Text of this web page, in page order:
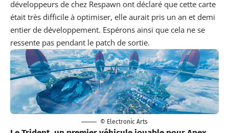
développeurs de chez Respawn ont déclaré que cette carte
était très difficile à optimiser, elle aurait pris un an et demi
entier de développement. Espérons ainsi que cela ne se
ressente pas pendant le patch de sortie.
© Electronic Arts